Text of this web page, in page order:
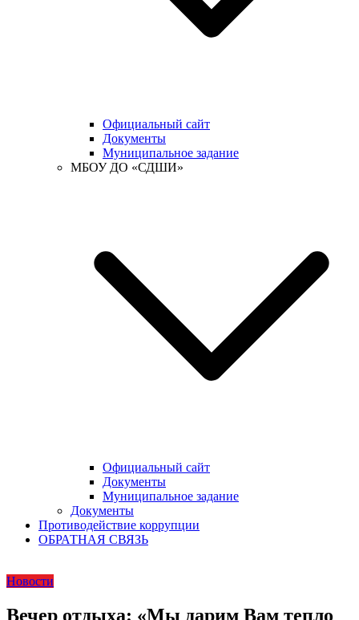
Официальный сайт
Документы
Муниципальное задание
МБОУ ДО «СДШИ»
Официальный сайт
Документы
Муниципальное задание
Документы
Противодействие коррупции
ОБРАТНАЯ СВЯЗЬ
Новости
Вечер отдыха: «Мы дарим Вам тепло